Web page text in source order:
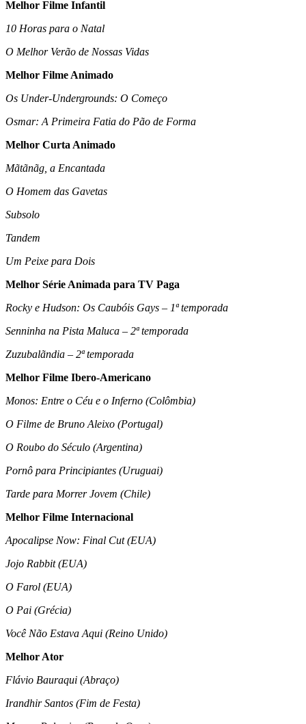
Melhor Filme Infantil
10 Horas para o Natal
O Melhor Verão de Nossas Vidas
Melhor Filme Animado
Os Under-Undergrounds: O Começo
Osmar: A Primeira Fatia do Pão de Forma
Melhor Curta Animado
Mãtãnãg, a Encantada
O Homem das Gavetas
Subsolo
Tandem
Um Peixe para Dois
Melhor Série Animada para TV Paga
Rocky e Hudson: Os Caubóis Gays – 1ª temporada
Senninha na Pista Maluca – 2ª temporada
Zuzubalãndia – 2ª temporada
Melhor Filme Ibero-Americano
Monos: Entre o Céu e o Inferno (Colômbia)
O Filme de Bruno Aleixo (Portugal)
O Roubo do Século (Argentina)
Pornô para Principiantes (Uruguai)
Tarde para Morrer Jovem (Chile)
Melhor Filme Internacional
Apocalipse Now: Final Cut (EUA)
Jojo Rabbit (EUA)
O Farol (EUA)
O Pai (Grécia)
Você Não Estava Aqui (Reino Unido)
Melhor Ator
Flávio Bauraqui (Abraço)
Irandhir Santos (Fim de Festa)